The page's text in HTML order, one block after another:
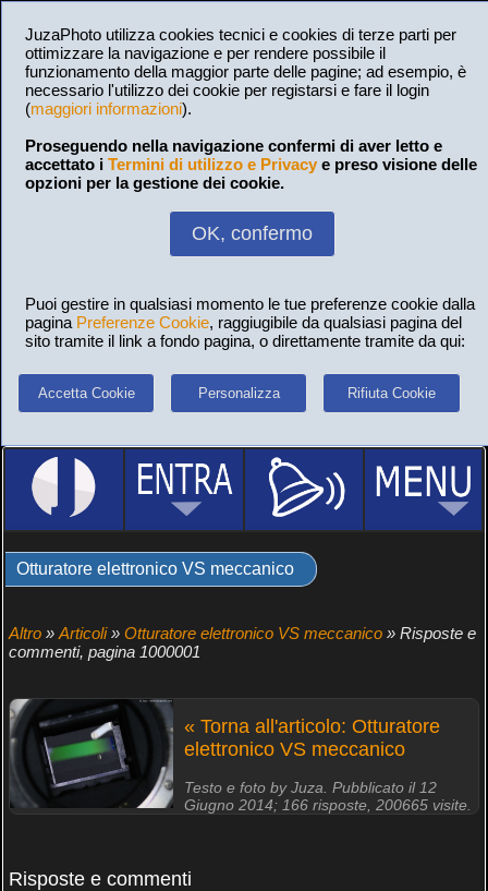
JuzaPhoto utilizza cookies tecnici e cookies di terze parti per
ottimizzare la navigazione e per rendere possibile il
funzionamento della maggior parte delle pagine; ad esempio, è
necessario l'utilizzo dei cookie per registarsi e fare il login
(maggiori informazioni).
Proseguendo nella navigazione confermi di aver letto e
accettato i Termini di utilizzo e Privacy e preso visione delle
opzioni per la gestione dei cookie.
OK, confermo
Puoi gestire in qualsiasi momento le tue preferenze cookie dalla
pagina Preferenze Cookie, raggiugibile da qualsiasi pagina del
sito tramite il link a fondo pagina, o direttamente tramite da qui:
Accetta Cookie Personalizza Rifiuta Cookie
Otturatore elettronico VS meccanico
Altro» Articoli» Otturatore elettronico VS meccanico» Risposte e
commenti, pagina 1000001
« Torna all'articolo: Otturatore
elettronico VS meccanico
Testo e foto by Juza. Pubblicato il 12
Giugno 2014; 166 risposte, 200665 visite.
Risposte e commenti